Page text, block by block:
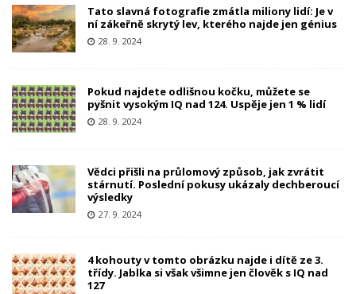
Tato slavná fotografie zmátla miliony lidí: Je v
ní zákeřně skrytý lev, kterého najde jen génius
28. 9. 2024
Pokud najdete odlišnou kočku, můžete se
pyšnit vysokým IQ nad 124. Uspěje jen 1 % lidí
28. 9. 2024
Vědci přišli na průlomový způsob, jak zvrátit
stárnutí. Poslední pokusy ukázaly dechberoucí
výsledky
27. 9. 2024
4 kohouty v tomto obrázku najde i dítě ze 3.
třídy. Jablka si však všimne jen člověk s IQ nad
127